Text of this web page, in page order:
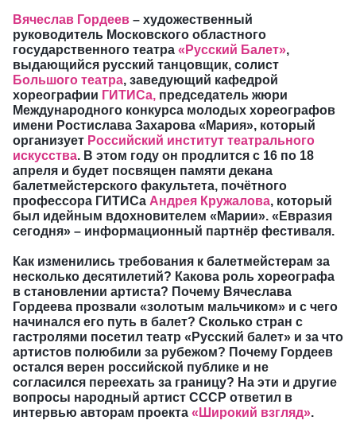
Вячеслав Гордеев – художественный
руководитель Московского областного
государственного театра «Русский Балет»,
выдающийся русский танцовщик, солист
Большого театра, заведующий кафедрой
хореографии ГИТИСа, председатель жюри
Международного конкурса молодых хореографов
имени Ростислава Захарова «Мария», который
организует Российский институт театрального
искусства. В этом году он продлится с 16 по 18
апреля и будет посвящен памяти декана
балетмейстерского факультета, почётного
профессора ГИТИСа Андрея Кружалова, который
был идейным вдохновителем «Марии». « Евразия
сегодня» – информационный партнёр фестиваля.
Как изменились требования к балетмейстерам за
несколько десятилетий? Какова роль хореографа
в становлении артиста? Почему Вячеслава
Гордеева прозвали «золотым мальчиком» и с чего
начинался его путь в балет? Сколько стран с
гастролями посетил театр «Русский балет» и за что
артистов полюбили за рубежом? Почему Гордеев
остался верен российской публике и не
согласился переехать за границу? На эти и другие
вопросы народный артист СССР ответил в
интервью авторам проекта «Широкий взгляд».